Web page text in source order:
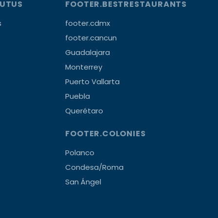
FOOTER.BESTRESTAURANTS
footer.cdmx
footer.cancun
Guadalajara
Monterrey
Puerto Vallarta
Puebla
Querétaro
FOOTER.COLONIES
Polanco
Condesa/Roma
San Ángel